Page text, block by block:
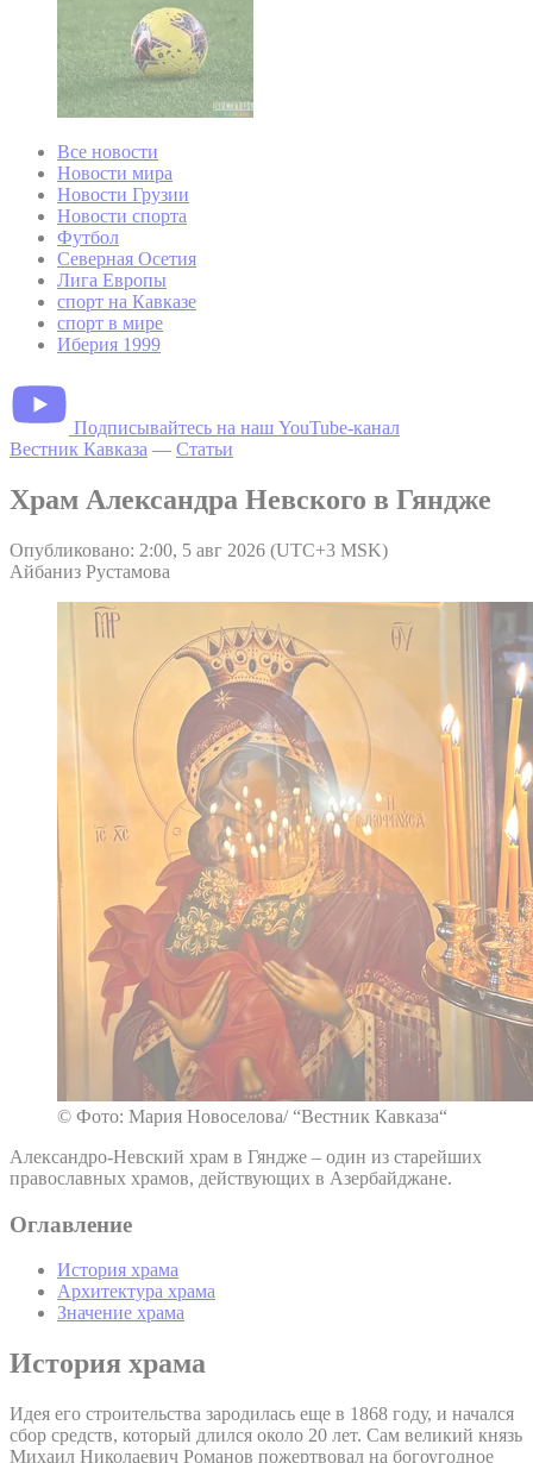
Все новости
Новости мира
Новости Грузии
Новости спорта
Футбол
Северная Осетия
Лига Европы
спорт на Кавказе
спорт в мире
Иберия 1999
Подписывайтесь на наш YouTube-канал
Вестник Кавказа — Статьи
Храм Александра Невского в Гяндже
Опубликовано: 2:00, 5 авг 2026 (UTC+3 MSK)
Айбаниз Рустамова
© Фото: Мария Новоселова/ “Вестник Кавказа“
Александро-Невский храм в Гяндже – один из старейших
православных храмов, действующих в Азербайджане.
Оглавление
История храма
Архитектура храма
Значение храма
История храма
Идея его строительства зародилась еще в 1868 году, и начался
сбор средств, который длился около 20 лет. Сам великий князь
Михаил Николаевич Романов пожертвовал на богоугодное